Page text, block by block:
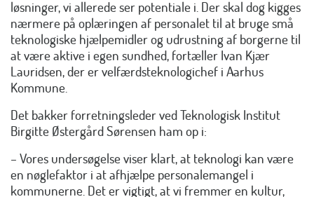
løsninger, vi allerede ser potentiale i. Der skal dog kigges
nærmere på oplæringen af personalet til at bruge små
teknologiske hjælpemidler og udrustning af borgerne til
at være aktive i egen sundhed, fortæller Ivan Kjær
Lauridsen, der er velfærdsteknologichef i Aarhus
Kommune.
Det bakker forretningsleder ved Teknologisk Institut
Birgitte Østergård Sørensen ham op i:
– Vores undersøgelse viser klart, at teknologi kan være
en nøglefaktor i at afhjælpe personalemangel i
kommunerne. Det er vigtigt, at vi fremmer en kultur,